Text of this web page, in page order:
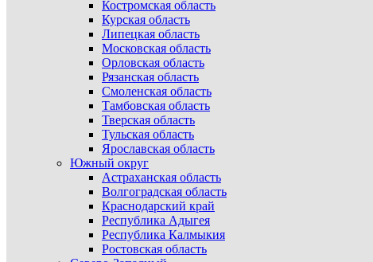
Костромская область
Курская область
Липецкая область
Московская область
Орловская область
Рязанская область
Смоленская область
Тамбовская область
Тверская область
Тульская область
Ярославская область
Южный округ
Астраханская область
Волгоградская область
Краснодарский край
Республика Адыгея
Республика Калмыкия
Ростовская область